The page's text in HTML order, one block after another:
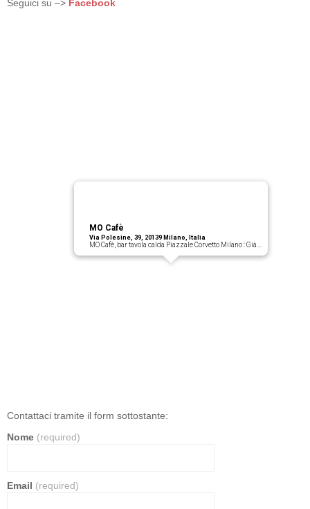
Seguici su –> Facebook
MO Cafè
Via Polesine, 39, 20139 Milano, Italia
MO Cafè, bar tavola calda Piazzale Corvetto Milano : Già…
Contattaci tramite il form sottostante:
Nome (required)
Email (required)